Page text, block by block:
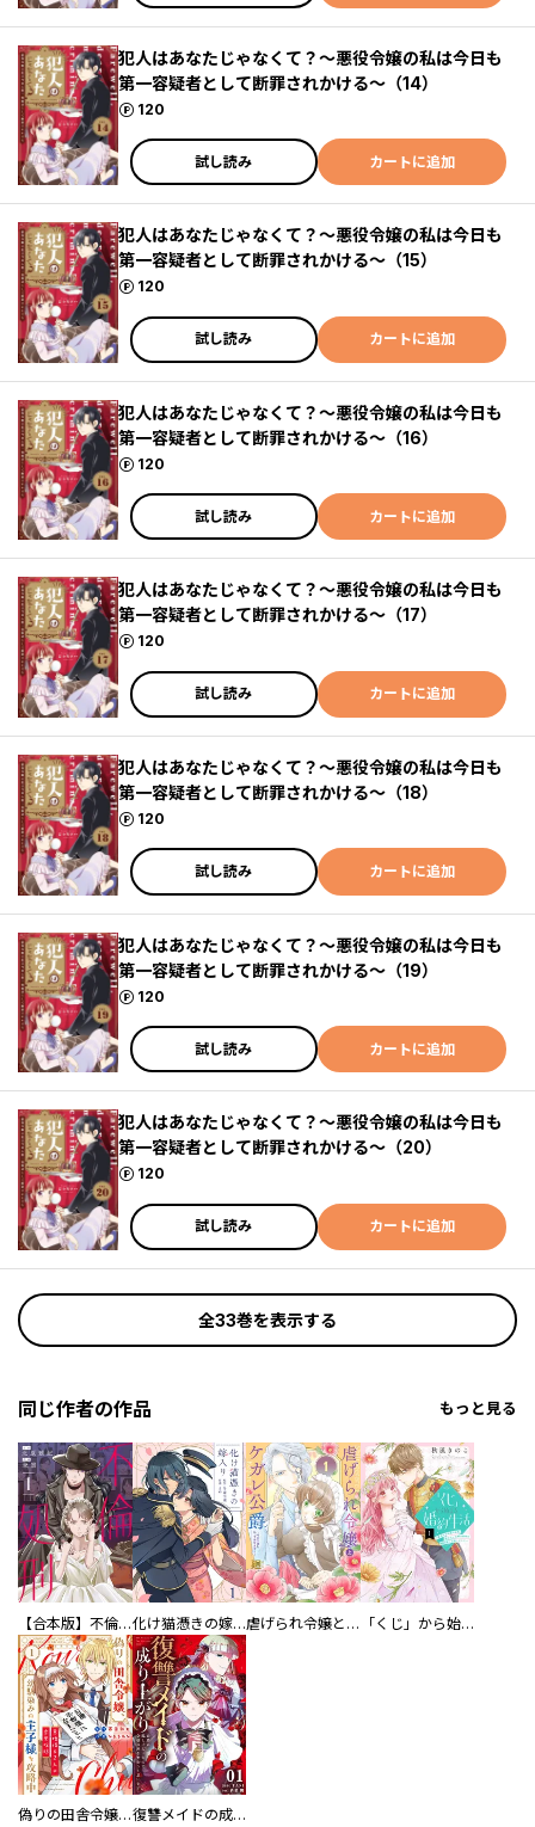
犯人はあなたじゃなくて？～悪役令嬢の私は今日も
第一容疑者として断罪されかける～（14）
120
ポイント
試し読み カートに追加
犯人はあなたじゃなくて？～悪役令嬢の私は今日も
第一容疑者として断罪されかける～（15）
120
ポイント
試し読み カートに追加
犯人はあなたじゃなくて？～悪役令嬢の私は今日も
第一容疑者として断罪されかける～（16）
120
ポイント
試し読み カートに追加
犯人はあなたじゃなくて？～悪役令嬢の私は今日も
第一容疑者として断罪されかける～（17）
120
ポイント
試し読み カートに追加
犯人はあなたじゃなくて？～悪役令嬢の私は今日も
第一容疑者として断罪されかける～（18）
120
ポイント
試し読み カートに追加
犯人はあなたじゃなくて？～悪役令嬢の私は今日も
第一容疑者として断罪されかける～（19）
120
ポイント
試し読み カートに追加
犯人はあなたじゃなくて？～悪役令嬢の私は今日も
第一容疑者として断罪されかける～（20）
120
ポイント
試し読み カートに追加
全33巻を表示する
同じ作者の作品 もっと見る
【合本版】不倫処刑 化け猫憑きの嫁入り 虐げられ令嬢とケガレ公爵～そのケガレ、払ってみせます！～ 「くじ」から始まる婚約生活～厳正なる抽選の結果、笑わない次期公爵様の婚約者に当選しました～
偽りの田舎令嬢、幼馴染みの王子様を攻略中～意地張る２人の恋愛攻防～ 復讐メイドの成り上がり～公爵の隠し子だったので令嬢の座を奪おうと思います～